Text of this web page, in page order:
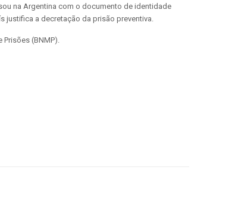
na Argentina com o documento de identidade
justifica a decretação da prisão preventiva.
(BNMP).